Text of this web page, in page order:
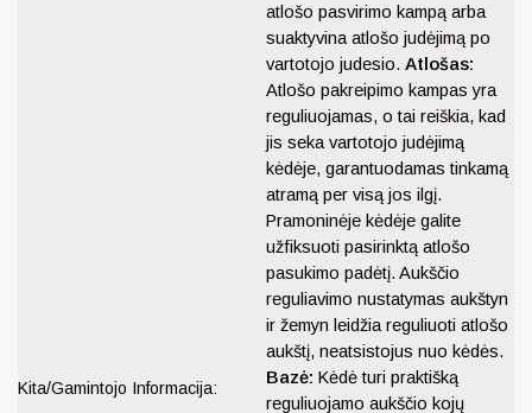
Kita/Gamintojo Informacija:
atlošo pasvirimo kampą arba
suaktyvina atlošo judėjimą po
vartotojo judesio. Atlošas:
Atlošo pakreipimo kampas yra
reguliuojamas, o tai reiškia, kad
jis seka vartotojo judėjimą
kėdėje, garantuodamas tinkamą
atramą per visą jos ilgį.
Pramoninėje kėdėje galite
užfiksuoti pasirinktą atlošo
pasukimo padėtį. Aukščio
reguliavimo nustatymas aukštyn
ir žemyn leidžia reguliuoti atlošo
aukštį, neatsistojus nuo kėdės.
Bazė: Kėdė turi praktišką
reguliuojamo aukščio kojų